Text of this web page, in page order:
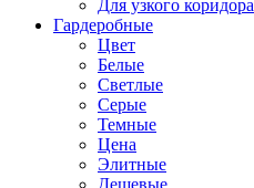
Для узкого коридора
Гардеробные
Цвет
Белые
Светлые
Серые
Темные
Цена
Элитные
Дешевые